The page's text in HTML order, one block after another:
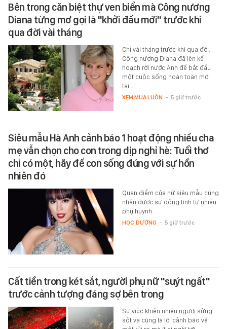
Bên trong căn biệt thự ven biển mà Công nương
Diana từng mơ gọi là "khởi đầu mới" trước khi
qua đời vài tháng
Chỉ vài tháng trước khi qua đời,
Công nương Diana đã lên kế
hoạch rời nước Anh để bắt đầu
một cuộc sống hoàn toàn mới
tại…
XEM MUA LUÔN - 5 giờ trước
Siêu mẫu Hà Anh cảnh báo 1 hoạt động nhiều cha
mẹ vẫn chọn cho con trong dịp nghỉ hè: Tuổi thơ
chỉ có một, hãy để con sống đúng với sự hồn
nhiên đó
Quan điểm của nữ siêu mẫu cũng
nhận được sự đồng tình từ nhiều
phụ huynh.
HỌC ĐƯỜNG - 5 giờ trước
Cất tiền trong két sắt, người phụ nữ "suýt ngất"
trước cảnh tượng đáng sợ bên trong
Sự việc khiến nhiều người sửng
sốt và cũng là lời cảnh báo về